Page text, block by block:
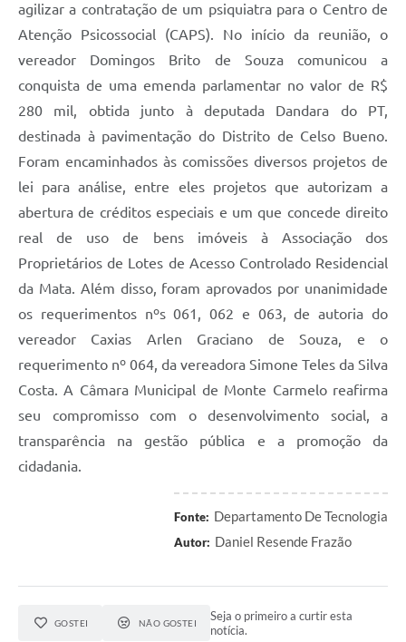
agilizar a contratação de um psiquiatra para o Centro de
Atenção Psicossocial (CAPS). No início da reunião, o
vereador Domingos Brito de Souza comunicou a
conquista de uma emenda parlamentar no valor de R$
280 mil, obtida junto à deputada Dandara do PT,
destinada à pavimentação do Distrito de Celso Bueno.
Foram encaminhados às comissões diversos projetos de
lei para análise, entre eles projetos que autorizam a
abertura de créditos especiais e um que concede direito
real de uso de bens imóveis à Associação dos
Proprietários de Lotes de Acesso Controlado Residencial
da Mata. Além disso, foram aprovados por unanimidade
os requerimentos nºs 061, 062 e 063, de autoria do
vereador Caxias Arlen Graciano de Souza, e o
requerimento nº 064, da vereadora Simone Teles da Silva
Costa. A Câmara Municipal de Monte Carmelo reafirma
seu compromisso com o desenvolvimento social, a
transparência na gestão pública e a promoção da
cidadania.
Fonte: Departamento De Tecnologia
Autor: Daniel Resende Frazão
GOSTEI NÃO GOSTEI
Seja o primeiro a curtir esta
notícia.